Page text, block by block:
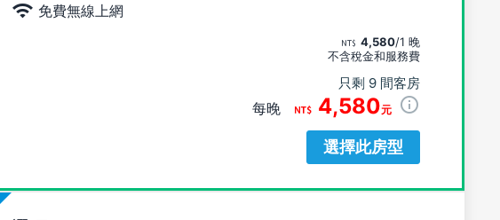
免費無線上網
4,580/1 晚
不含稅金和服務費
只剩 9 間客房
每晚 4,580元
選擇此房型